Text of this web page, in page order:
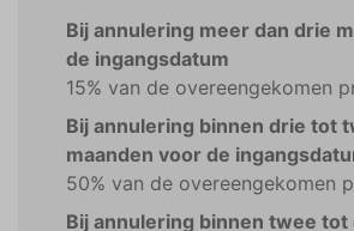
Bij annulering meer dan drie
de ingangsdatum
15% van de overeengekomen
Bij annulering binnen drie tot
maanden voor de
50% van de overeengekomen
Bij annulering binnen twee tot